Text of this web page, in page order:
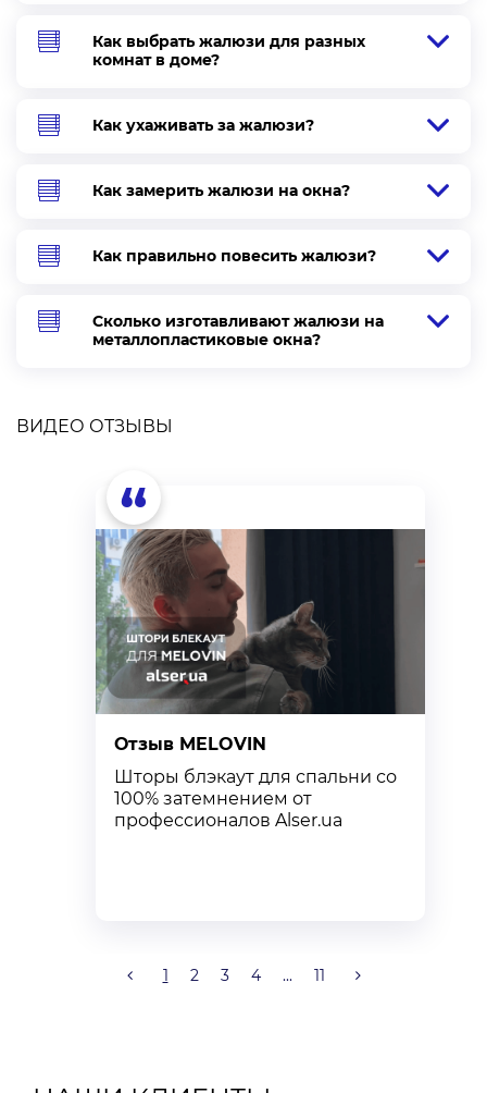
Как выбрать жалюзи для разных
комнат в доме?
Как ухаживать за жалюзи?
Как замерить жалюзи на окна?
Как правильно повесить жалюзи?
Сколько изготавливают жалюзи на
металлопластиковые окна?
ВИДЕО ОТЗЫВЫ
“
Отзыв MELOVIN
Шторы блэкаут для спальни со
100% затемнением от
профессионалов Alser.ua
1 2 3 4 ... 11